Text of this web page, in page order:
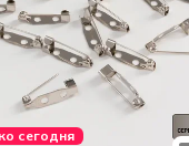
сегодня